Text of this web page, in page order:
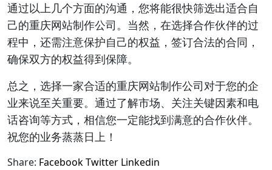
通过以上几个方面的沟通，您将能很快筛选出适合自
己的重庆网站制作公司。当然，在选择合作伙伴的过
程中，还需注意保护自己的权益，签订合法的合同，
确保双方的权益得到保障。
总之，选择一家合适的重庆网站制作公司对于您的企
业来说至关重要。通过了解市场、关注关键因素和电
话咨询等方式，相信您一定能找到满意的合作伙伴。
祝您的业务蒸蒸日上！
Share: FacebookTwitter Linkedin